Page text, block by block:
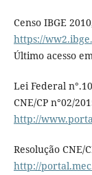
Censo IBGE
https://
Último acesso
Lei Federal
CNE/CP n°02/
http://
Resolução CNE/
http://